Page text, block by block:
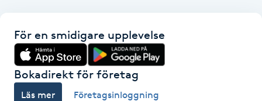
Fransrengöring
Frekvensterapi
Friskvård
För en smidigare upplevelse
Bokadirekt för företag
Läs mer Företagsinloggning